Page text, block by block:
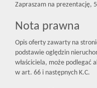
Zapraszam na prezentację,
Nota prawna
Opis oferty zawarty na
podstawie oględzin
właściciela, może podlegać
w art. 66 i następnych K.C.